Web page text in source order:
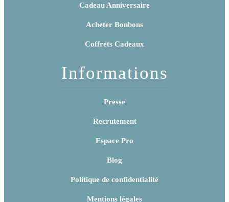
Cadeau Anniversaire
Acheter Bonbons
Coffrets Cadeaux
Informations
Presse
Recrutement
Espace Pro
Blog
Politique de confidentialité
Mentions légales